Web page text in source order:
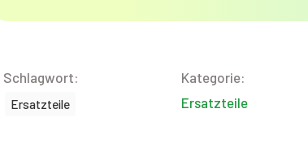
Schlagwort:
Ersatzteile
Kategorie:
Ersatzteile